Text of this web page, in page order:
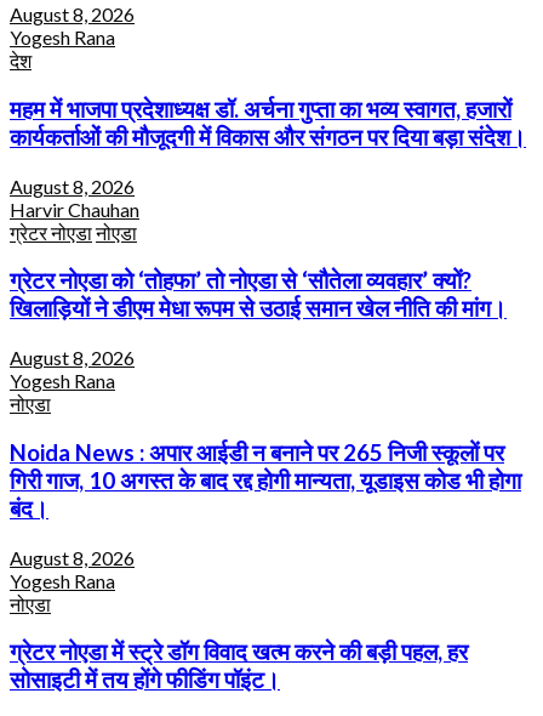
August 8, 2026
Yogesh Rana
देश
महम में भाजपा प्रदेशाध्यक्ष डॉ. अर्चना गुप्ता का भव्य स्वागत, हजारों
कार्यकर्ताओं की मौजूदगी में विकास और संगठन पर दिया बड़ा संदेश।
August 8, 2026
Harvir Chauhan
ग्रेटर नोएडानोएडा
ग्रेटर नोएडा को ‘तोहफा’ तो नोएडा से ‘सौतेला व्यवहार’ क्यों?
खिलाड़ियों ने डीएम मेधा रूपम से उठाई समान खेल नीति की मांग।
August 8, 2026
Yogesh Rana
नोएडा
Noida News : अपार आईडी न बनाने पर 265 निजी स्कूलों पर
गिरी गाज, 10 अगस्त के बाद रद्द होगी मान्यता, यूडाइस कोड भी होगा
बंद।
August 8, 2026
Yogesh Rana
नोएडा
ग्रेटर नोएडा में स्ट्रे डॉग विवाद खत्म करने की बड़ी पहल, हर
सोसाइटी में तय होंगे फीडिंग पॉइंट।